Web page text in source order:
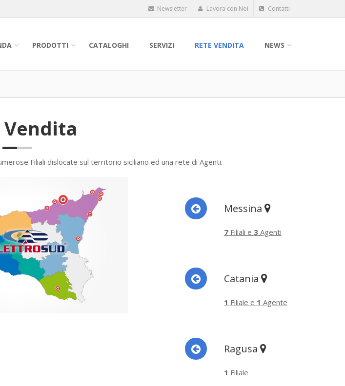
Newsletter Lavora con Noi Contatti
PRODOTTI CATALOGHI SERVIZI RETE VENDITA NEWS
Vendita
Filiali dislocate sul territorio siciliano ed una rete di Agenti.
Messina
7Filiali e 3Agenti
Catania
1 Filiale e 1 Agente
Ragusa
1 Filiale